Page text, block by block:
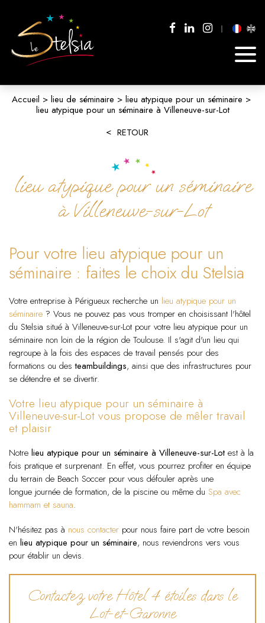
Accueil lieu de séminaire
lieu atypique pour un séminaire
lieu atypique pour un séminaire à Villeneuve-sur-Lot
RETOUR
lieu atypique pour un séminaire
à Villeneuve-sur-Lot
Pour votre lieu atypique pour un
séminaire : faites le choix du Stelsia
Votre entreprise à Périgueux recherche un lieu atypique pour un
séminaire ? Vous ne pouvez pas vous tromper en choisissant l'hôtel
du Stelsia situé à Villeneuve-sur-Lot pour votre lieu atypique pour un
séminaire non loin de la région de Toulouse. Il s'agit d'un lieu qui
regroupe à la fois des espaces de travail pensés pour des
formations ou desteambuildings, ainsi que des infrastructures pour
se détendre et se divertir.
Votre lieu atypique pour un séminaire à
Villeneuve-sur-Lot vous propose de mêler travail
et plaisir
Notre lieu atypique pour un séminaire à Villeneuve-sur-Lotest à la
fois pratique et surprenant. En effet, vous pourrez profiter en équipe
du terrain de Beach Soccer pour vous défouler après une
longue journée de formation, de la piscine ou même du Spa avec
hammam et sauna.
N'hésitez pas à nous contacter pour nous faire part de votre besoin
en lieu atypique pour un séminaire, nous reviendrons vers vous
pour établir un devis.
Contactez votre Hôtel 4 étoiles dans le
Lot-et-Garonne